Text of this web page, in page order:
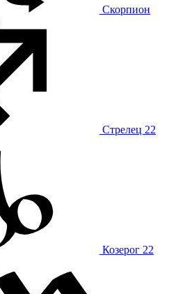
Скорпион
Стрелец 22
Козерог 22